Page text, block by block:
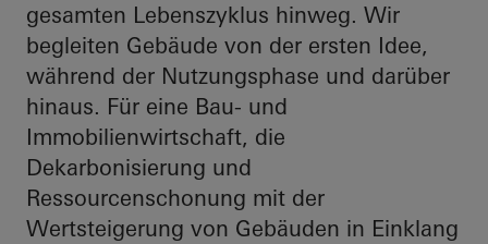
gesamten Lebenszyklus hinweg. Wir
begleiten Gebäude von der ersten Idee,
während der Nutzungsphase und darüber
hinaus. Für eine Bau- und
Immobilienwirtschaft, die
Dekarbonisierung und
Ressourcenschonung mit der
Wertsteigerung von Gebäuden in Einklang